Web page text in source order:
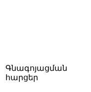
Գնագոյացման
հարցեր